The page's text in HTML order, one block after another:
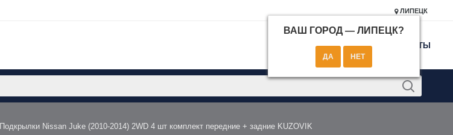
ЛИПЕЦК
ВАШ ГОРОД — ЛИПЕЦК?
КОНТАКТЫ
Подкрылки Nissan Juke (2010-2014) 2WD 4 шт комплект передние + задние KUZOVIK